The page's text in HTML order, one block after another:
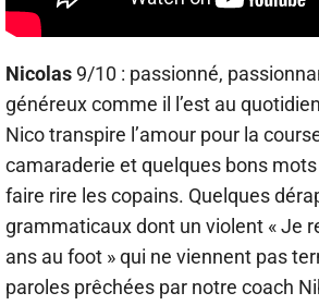
Nicolas 9/10 : passionné,
généreux comme il l’est au
Nico transpire l’amour pour la
camaraderie et quelques bons
faire rire les copains. Quelques
grammaticaux dont un violent « Je
ans au foot » qui ne viennent pas
paroles prêchées par notre coach